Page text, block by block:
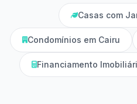
Casas com
Condomínios em Cairu
Financiamento